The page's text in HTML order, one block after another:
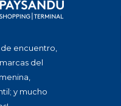
encuentro,
del
y mucho